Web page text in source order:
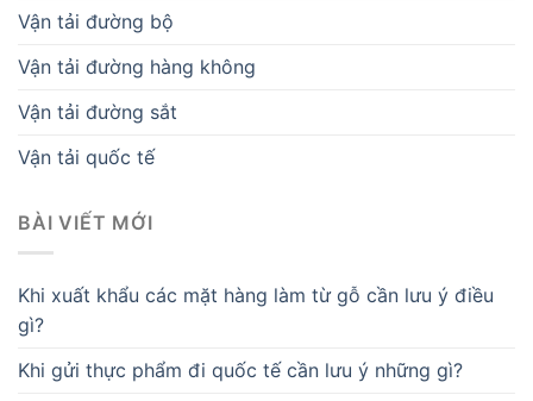
Vận tải đường bộ
Vận tải đường hàng không
Vận tải đường sắt
Vận tải quốc tế
BÀI VIẾT MỚI
Khi xuất khẩu các mặt hàng làm từ gỗ cần lưu ý điều
gì?
Khi gửi thực phẩm đi quốc tế cần lưu ý những gì?